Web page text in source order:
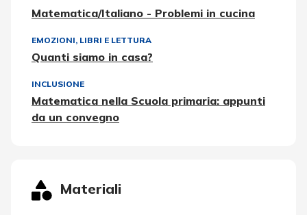
Matematica/Italiano - Problemi in cucina
EMOZIONI, LIBRI E LETTURA
Quanti siamo in casa?
INCLUSIONE
Matematica nella Scuola primaria: appunti
da un convegno
Materiali